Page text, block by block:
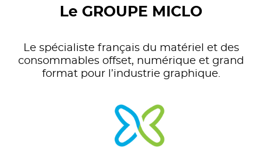
Le GROUPE MICLO
Le spécialiste français du matériel et des
consommables offset, numérique et grand
format pour l’industrie graphique.